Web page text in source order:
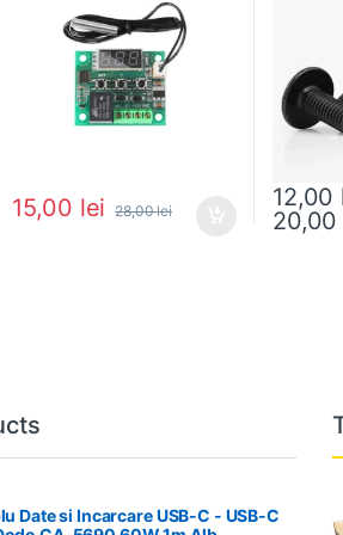
15,00 lei 28,00lei 12,00
20,00
Acest
Date si Incarcare USB-C - USB-C